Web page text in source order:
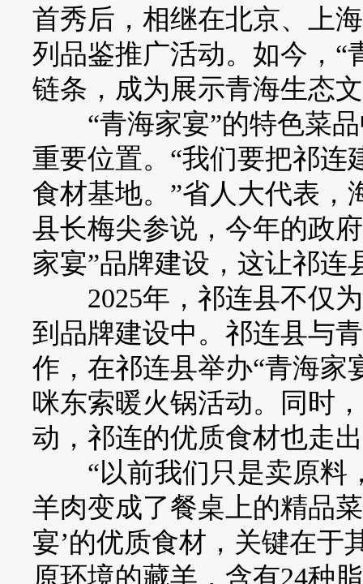
首秀后，相继在北京、上
列品鉴推广活动。如今，“
链条，成为展示青海生态
“青海家宴”的特色菜品
重要位置。“我们要把祁连
食材基地。”省人大代表，
县长梅尖参说，今年的政
家宴”品牌建设，这让祁连
2025年，祁连县不仅为
到品牌建设中。祁连县与
作，在祁连县举办“青海
咪东索暖火锅活动。同时
动，祁连的优质食材也走
“以前我们只是卖原料，
羊肉变成了餐桌上的精品
宴’的优质食材，关键在于
原环境的藏羊，含有24种